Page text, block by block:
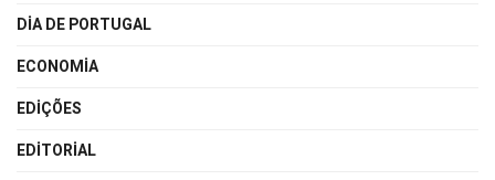
DIA DE PORTUGAL
ECONOMIA
EDIÇÕES
EDITORIAL